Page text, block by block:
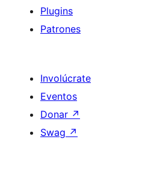
Plugins
Patrones
Involúcrate
Eventos
Donar ↗
Swag ↗